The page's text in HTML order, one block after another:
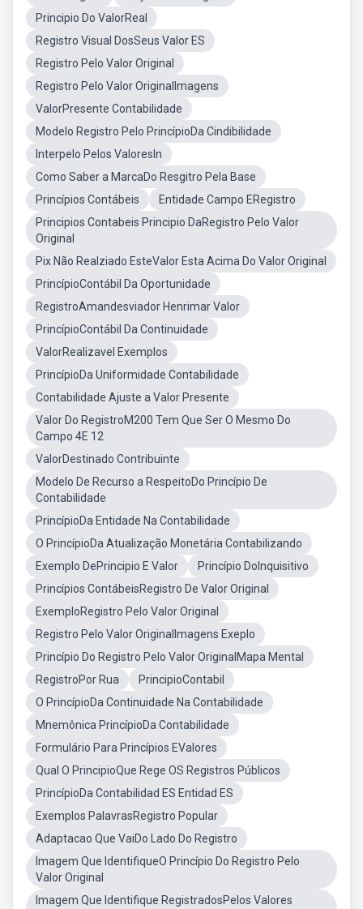
Principio Do ValorReal
Registro Visual DosSeus Valor ES
Registro Pelo Valor Original
Registro Pelo Valor OriginalImagens
ValorPresente Contabilidade
Modelo Registro Pelo PrincípioDa Cindibilidade
Interpelo Pelos ValoresIn
Como Saber a MarcaDo Resgitro Pela Base
Princípios Contábeis
Entidade Campo ERegistro
Principios Contabeis Principio DaRegistro Pelo Valor
Original
Pix Não Realziado EsteValor Esta Acima Do Valor Original
PrincípioContábil Da Oportunidade
RegistroAmandesviador Henrimar Valor
PrincípioContábil Da Continuidade
ValorRealizavel Exemplos
PrincípioDa Uniformidade Contabilidade
Contabilidade Ajuste a Valor Presente
Valor Do RegistroM200 Tem Que Ser O Mesmo Do
Campo 4E 12
ValorDestinado Contribuinte
Modelo De Recurso a RespeitoDo Princípio De
Contabilidade
PrincípioDa Entidade Na Contabilidade
O PrincípioDa Atualização Monetária Contabilizando
Exemplo DePrincipio E Valor
Princípio DoInquisitivo
Princípios ContábeisRegistro De Valor Original
ExemploRegistro Pelo Valor Original
Registro Pelo Valor OriginalImagens Exeplo
Princípio Do Registro Pelo Valor OriginalMapa Mental
RegistroPor Rua
PrincipioContabil
O PrincípioDa Continuidade Na Contabilidade
Mnemônica PrincípioDa Contabilidade
Formulário Para Princípios EValores
Qual O PrincipioQue Rege OS Registros Públicos
PrincípioDa Contabilidad ES Entidad ES
Exemplos PalavrasRegistro Popular
Adaptacao Que VaiDo Lado Do Registro
Imagem Que IdentifiqueO Princípio Do Registro Pelo
Valor Original
Imagem Que Identifique RegistradosPelos Valores